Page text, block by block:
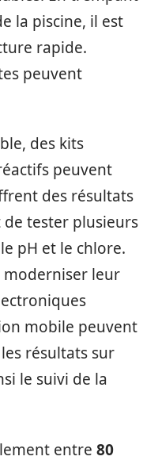
la piscine, il est
rapide.
peuvent
des kits
peuvent
des résultats
tester plusieurs
pH et le chlore.
leur
mobile peuvent
résultats sur
le suivi de la
entre 80